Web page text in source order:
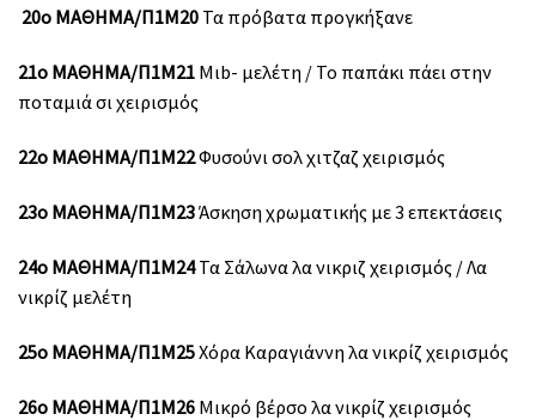
20ο ΜΑΘΗΜΑ/Π1Μ20 Τα πρόβατα προγκήξανε
21ο ΜΑΘΗΜΑ/Π1Μ21 Μιb- μελέτη / Το παπάκι πάει στην
ποταμιά σι χειρισμός
22ο ΜΑΘΗΜΑ/Π1Μ22Φυσούνι σολ χιτζαζ χειρισμός
23ο ΜΑΘΗΜΑ/Π1Μ23Άσκηση χρωματικής με 3 επεκτάσεις
24ο ΜΑΘΗΜΑ/Π1Μ24Τα Σάλωνα λα νικριζ χειρισμός / Λα
νικρίζ μελέτη
25ο ΜΑΘΗΜΑ/Π1Μ25Χόρα Καραγιάννη λα νικρίζ χειρισμός
26ο ΜΑΘΗΜΑ/Π1Μ26 Μικρό βέρσο λα νικρίζ χειρισμός